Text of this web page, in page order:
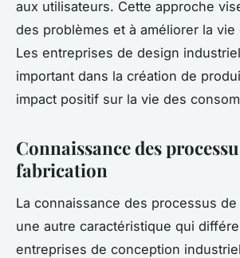
aux utilisateurs. Cette approche
des problèmes et à améliorer la
Les entreprises de design
important dans la création de
impact positif sur la vie des
Connaissance des
fabrication
La connaissance des processus
une autre caractéristique qui
entreprises de conception